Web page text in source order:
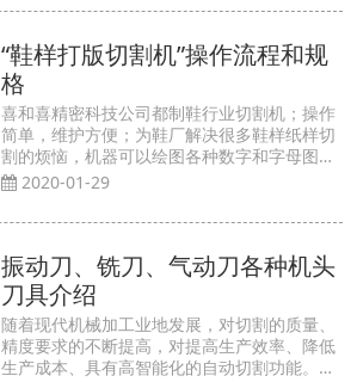
“鞋样打版切割机”操作流程和规
格
喜和喜精密科技公司都制鞋行业切割机；操作
简单，维护方便；为鞋厂解决很多鞋样纸样切
割的烦恼，机器可以绘图各种数字和字母图，
给广大鞋厂/服装厂纸样切割带来鞋样解决方
案...
2020-01-29
振动刀、铣刀、气动刀各种机头
刀具介绍
随着现代机械加工业地发展，对切割的质量、
精度要求的不断提高，对提高生产效率、降低
生产成本、具有高智能化的自动切割功能。振